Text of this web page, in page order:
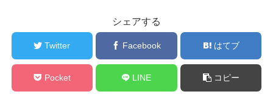
シェアする
Twitter Facebook はてブ
Pocket LINE コピー